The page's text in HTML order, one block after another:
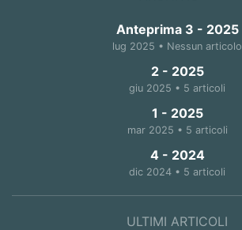
Anteprima 3 - 2025
lug 2025 • Nessun articolo
2 - 2025
giu 2025 • 5 articoli
1 - 2025
mar 2025 • 5 articoli
4 - 2024
dic 2024 • 5 articoli
ULTIMI ARTICOLI